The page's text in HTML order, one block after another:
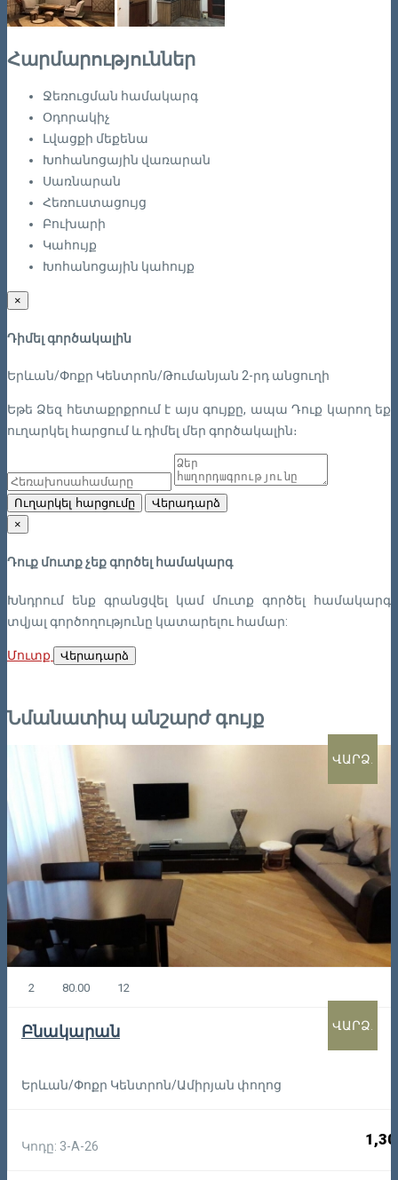
Հարմարություններ
Ջեռուցման համակարգ
Օդորակիչ
Լվացքի մեքենա
Խոհանոցային վառարան
Սառնարան
Հեռուստացույց
Բուխարի
Կահույք
Խոհանոցային կահույք
×
Դիմել գործակալին
Երևան/Փոքր Կենտրոն/Թումանյան 2-րդ անցուղի
Եթե Ձեզ հետաքրքրում է այս գույքը, ապա Դուք կարող եք
ուղարկել հարցում և դիմել մեր գործակալին։
Ուղարկել հարցումը
Վերադարձ
×
Դուք մուտք չեք գործել համակարգ
Խնդրում ենք գրանցվել կամ մուտք գործել համակարգ
տվյալ գործողությունը կատարելու համար:
Մուտք Վերադարձ
Նմանատիպ անշարժ գույք
ՎԱՐՁ.
2 80.00 12
Բնակարան
Երևան/Փոքր Կենտրոն/Ամիրյան փողոց
Կոդը: 3-A-26
ՎԱՐՁ.